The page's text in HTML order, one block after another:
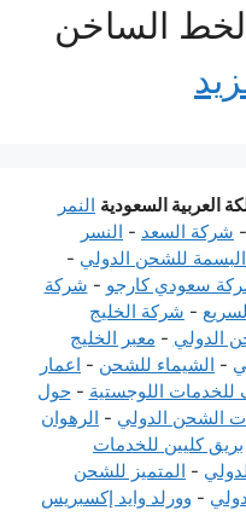
الساخن
العربية السعودية النمر
- شركة السعد - النسر
للشحن الدولي -
سعودي كارجو - شركة
- شركة الخليج
الدولي - معبر الخليج
- الشيماء للشحن - اعمار
اللوجستية -حول
الشحن الدولي - الرهوان
بريق كليين للخدمات
- المتميز للشحن
- وورلد وايد إكسبريس